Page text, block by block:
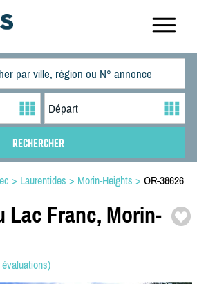
> Laurentides > Morin-Heights > OR-38626
Lac Franc, Morin-
évaluations)